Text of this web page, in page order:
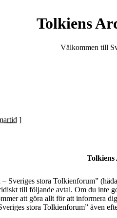
Tolkiens
Välkommen till
]
Tolkiens
Sveriges stora Tolkienforum”
till följande avtal. Om du inte
att göra allt för att informera
stora Tolkienforum” även